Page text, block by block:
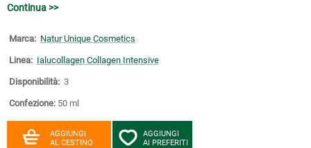
Continua >>
Marca: Natur Unique Cosmetics
Linea: Ialucollagen Collagen Intensive
Disponibilità: 3
Confezione: 50 ml
AGGIUNGI
AL CESTINO
AGGIUNGI
AI PREFERITI